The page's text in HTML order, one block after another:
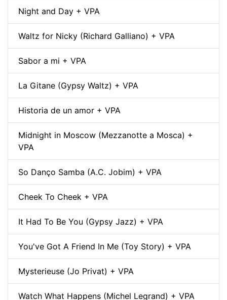
Night and Day + VPA
Waltz for Nicky (Richard Galliano) + VPA
Sabor a mi + VPA
La Gitane (Gypsy Waltz) + VPA
Historia de un amor + VPA
Midnight in Moscow (Mezzanotte a Mosca) +
VPA
So Danço Samba (A.C. Jobim) + VPA
Cheek To Cheek + VPA
It Had To Be You (Gypsy Jazz) + VPA
You've Got A Friend In Me (Toy Story) + VPA
Mysterieuse (Jo Privat) + VPA
Watch What Happens (Michel Legrand) + VPA